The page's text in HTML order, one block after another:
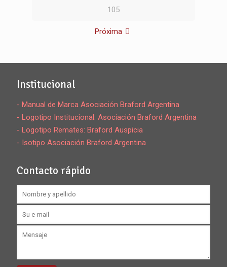
105
Próxima
Institucional
- Manual de Marca Asociación Braford Argentina
- Logotipo Institucional: Asociación Braford Argentina
- Logotipo Remates: Braford Auspicia
- Isotipo Asociación Braford Argentina
Contacto rápido